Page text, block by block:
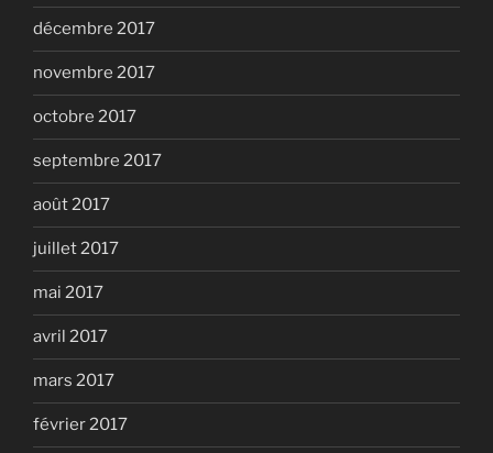
décembre 2017
novembre 2017
octobre 2017
septembre 2017
août 2017
juillet 2017
mai 2017
avril 2017
mars 2017
février 2017